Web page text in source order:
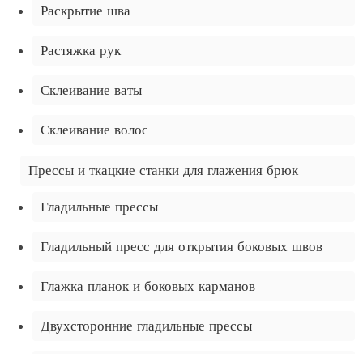
Раскрытие шва
Растяжка рук
Склеивание ваты
Склеивание волос
Прессы и ткацкие станки для глажения брюк
Гладильные прессы
Гладильный пресс для открытия боковых швов
Глажка планок и боковых карманов
Двухсторонние гладильные прессы